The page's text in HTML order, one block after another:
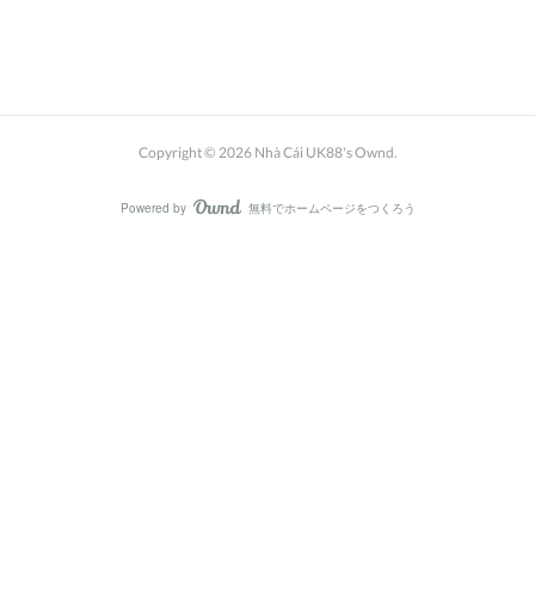
Copyright © 2026 Nhà Cái UK88's Ownd.
Powered by AmebaOwnd
無料でホームページをつくろう